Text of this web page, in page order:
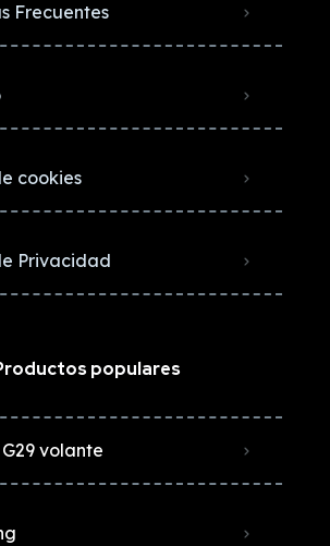
Frecuentes
cookies
Privacidad
populares
volante